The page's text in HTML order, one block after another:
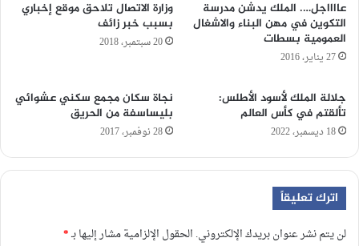
عااااجل…. الملك يدشن مدرسة
التكوين في مهن البناء والاشغال
العمومية بسطات
27 يناير، 2016
وزارة الاتصال تلاحق موقع إخباري
بسبب خبر زائف
20 سبتمبر، 2018
جلالة الملك لأسود الأطلس:
تألقتم في كأس العالم
18 ديسمبر، 2022
نجاة سكان مجمع سكني عشوائي
بليساسفة من الحريق
28 نوفمبر، 2017
اترك تعليقاً
لن يتم نشر عنوان بريدك الإلكتروني. الحقول الإلزامية مشار إليها بـ*